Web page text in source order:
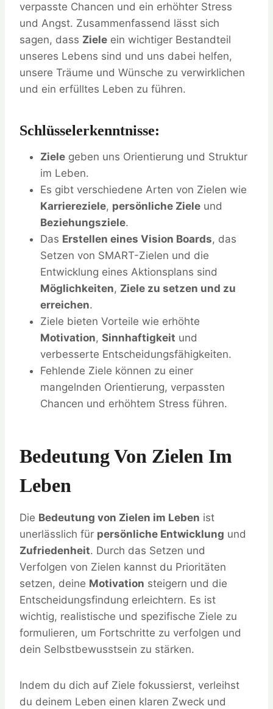
verpasste Chancen und ein erhöhter Stress
und Angst. Zusammenfassend lässt sich
sagen, dass Ziele ein wichtiger Bestandteil
unseres Lebens sind und uns dabei helfen,
unsere Träume und Wünsche zu verwirklichen
und ein erfülltes Leben zu führen.
Schlüsselerkenntnisse:
Ziele geben uns Orientierung und Struktur
im Leben.
Es gibt verschiedene Arten von Zielen wie
Karriereziele, persönliche Ziele und
Beziehungsziele.
Das Erstellen eines Vision Boards, das
Setzen von SMART-Zielen und die
Entwicklung eines Aktionsplans sind
Möglichkeiten, Ziele zu setzen und zu
erreichen.
Ziele bieten Vorteile wie erhöhte
Motivation, Sinnhaftigkeit und
verbesserte Entscheidungsfähigkeiten.
Fehlende Ziele können zu einer
mangelnden Orientierung, verpassten
Chancen und erhöhtem Stress führen.
Bedeutung Von Zielen Im
Leben
Die Bedeutung von Zielen im Leben ist
unerlässlich für persönliche Entwicklung und
Zufriedenheit. Durch das Setzen und
Verfolgen von Zielen kannst du Prioritäten
setzen, deine Motivation steigern und die
Entscheidungsfindung erleichtern. Es ist
wichtig, realistische und spezifische Ziele zu
formulieren, um Fortschritte zu verfolgen und
dein Selbstbewusstsein zu stärken.
Indem du dich auf Ziele fokussierst, verleihst
du deinem Leben einen klaren Zweck und